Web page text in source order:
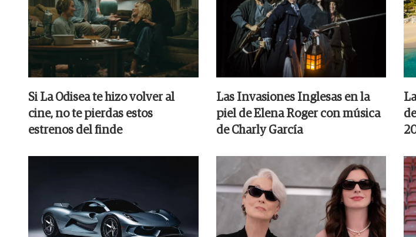
Si La Odisea te hizo volver al
cine, no te pierdas estos
estrenos del finde
Las Invasiones Inglesas en la
piel de Elena Roger con música
de Charly García